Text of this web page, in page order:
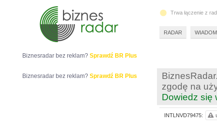
zgodę na
Dowiedz się
INTLNVD79475:
Biznesradar bez reklam? Sprawdź BR Plus
Biznesradar bez reklam? Sprawdź BR Plus
Trwa łączenie z
RADAR